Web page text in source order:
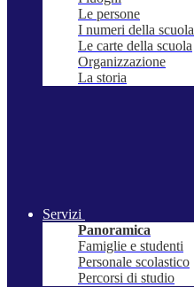
Le persone
I numeri della scuola
Le carte della scuola
Organizzazione
La storia
Servizi
Panoramica
Famiglie e studenti
Personale scolastico
Percorsi di studio